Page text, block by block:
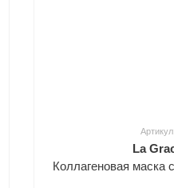
La
Коллагеновая маска